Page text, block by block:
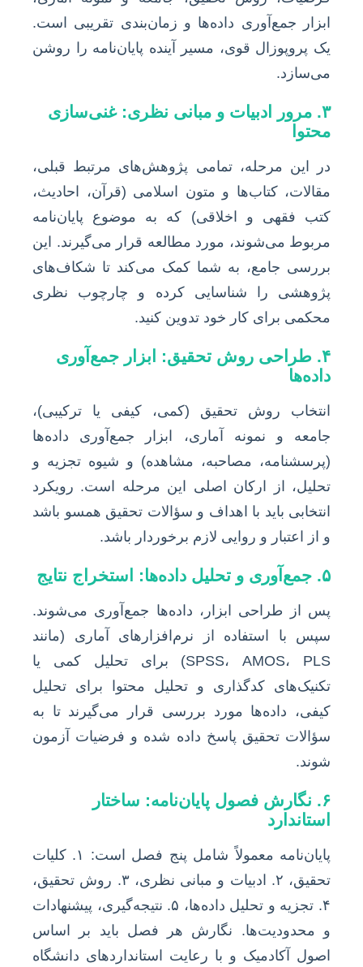
ابزار جمع‌آوری داده‌ها و زمان‌بندی تقریبی است.
یک پروپوزال قوی، مسیر آینده پایان‌نامه را روشن
می‌سازد.
۳. مرور ادبیات و مبانی نظری: غنی‌سازی
محتوا
در این مرحله، تمامی پژوهش‌های مرتبط قبلی،
مقالات، کتاب‌ها و متون اسلامی (قرآن، احادیث،
کتب فقهی و اخلاقی) که به موضوع پایان‌نامه
مربوط می‌شوند، مورد مطالعه قرار می‌گیرند. این
بررسی جامع، به شما کمک می‌کند تا شکاف‌های
پژوهشی را شناسایی کرده و چارچوب نظری
محکمی برای کار خود تدوین کنید.
۴. طراحی روش تحقیق: ابزار جمع‌آوری
داده‌ها
انتخاب روش تحقیق (کمی، کیفی یا ترکیبی)،
جامعه و نمونه آماری، ابزار جمع‌آوری داده‌ها
(پرسشنامه، مصاحبه، مشاهده) و شیوه تجزیه و
تحلیل، از ارکان اصلی این مرحله است. رویکرد
انتخابی باید با اهداف و سؤالات تحقیق همسو باشد
و از اعتبار و روایی لازم برخوردار باشد.
۵. جمع‌آوری و تحلیل داده‌ها: استخراج نتایج
پس از طراحی ابزار، داده‌ها جمع‌آوری می‌شوند.
سپس با استفاده از نرم‌افزارهای آماری (مانند
SPSS، AMOS، PLS) برای تحلیل کمی یا
تکنیک‌های کدگذاری و تحلیل محتوا برای تحلیل
کیفی، داده‌ها مورد بررسی قرار می‌گیرند تا به
سؤالات تحقیق پاسخ داده شده و فرضیات آزمون
شوند.
۶. نگارش فصول پایان‌نامه: ساختار
استاندارد
پایان‌نامه معمولاً شامل پنج فصل است: ۱. کلیات
تحقیق، ۲. ادبیات و مبانی نظری، ۳. روش تحقیق،
۴. تجزیه و تحلیل داده‌ها، ۵. نتیجه‌گیری، پیشنهادات
و محدودیت‌ها. نگارش هر فصل باید بر اساس
اصول آکادمیک و با رعایت استانداردهای دانشگاه